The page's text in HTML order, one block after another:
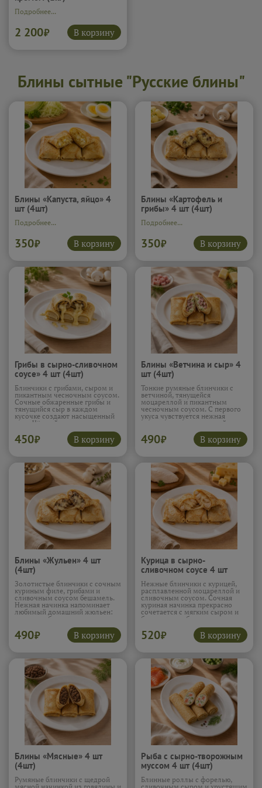
Подробнее...
2 200₽ В корзину
Блины сытные "Русские блины"
Блины «Капуста, яйцо» 4
шт (4шт)
Подробнее...
350₽ В корзину
Блины «Картофель и
грибы» 4 шт (4шт)
Подробнее...
350₽ В корзину
Грибы в сырно-сливочном
соусе» 4 шт (4шт)
Блинчики с грибами, сыром и
пикантным чесночным соусом.
Сочные обжаренные грибы и
тянущийся сыр в каждом
кусочке создают насыщенный
вкус. Чёрный перец и
чесночный соус добавляют
глубину и лёгкую остринку,
которая заставляет захотеть
450₽ В корзину
Блины «Ветчина и сыр» 4
шт (4шт)
Тонкие румяные блинчики с
ветчиной, тянущейся
моцареллой и пикантным
чесночным соусом. С первого
укуса чувствуется нежная
ветчина и расплавленный сыр,
который аппетитно тянется
внутри. Чесночный соус
добавляет яркости и делает
настоящее удовольствие.
Подробнее...
490₽ В корзину
Блины «Жульен» 4 шт
(4шт)
Золотистые блинчики с сочным
куриным филе, грибами и
сливочным соусом бешамель.
Нежная начинка напоминает
любимый домашний жюльен:
много грибов, мягкая курица и
расплавленный сулугуни в
сливочном соусе. Каждый
кусочек получается
Подробнее...
490₽ В корзину
Курица в сырно-
сливочном соусе 4 шт
(4шт)
Нежные блинчики с курицей,
расплавленной моцареллой и
сливочным соусом. Сочная
куриная начинка прекрасно
сочетается с мягким сыром и
бархатистым бешамелем.
Получается тот самый вкус,
который вызывает желание
заказать сразу несколько
520₽ В корзину
Блины «Мясные» 4 шт
(4шт)
Румяные блинчики с щедрой
Рыба с сырно-творожным
муссом 4 шт (4шт)
Блинные роллы с форелью,